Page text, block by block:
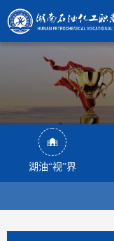
湖油“视”界